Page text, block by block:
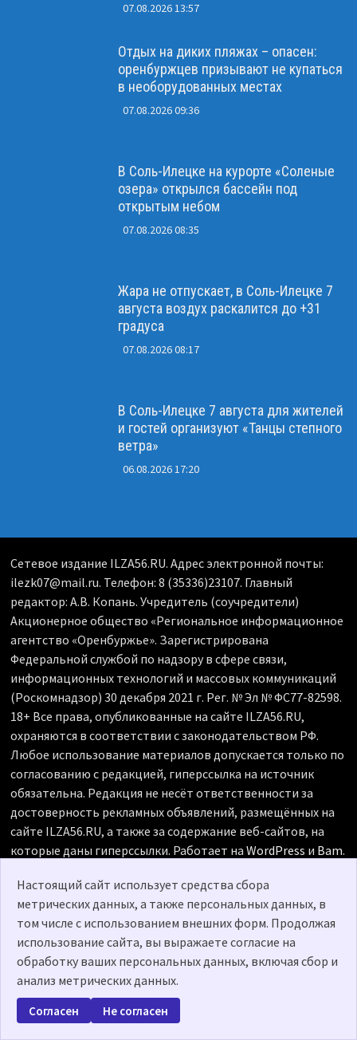
07.08.2026 13:57
Отдых на диких пляжах – опасен:
оренбуржцев призывают не купаться
в необорудованных местах
07.08.2026 09:36
В Соль-Илецке на курорте «Соленые
озера» открылся бассейн под
открытым небом
07.08.2026 08:35
Жара не отпускает, в Соль-Илецке 7
августа воздух раскалится до +31
градуса
07.08.2026 08:17
В Соль-Илецке 7 августа для жителей
и гостей организуют «Танцы степного
ветра»
06.08.2026 17:20
Сетевое издание ILZA56.RU. Адрес электронной почты:
ilezk07@mail.ru. Телефон: 8 (35336)23107. Главный
редактор: А.В. Копань. Учредитель (соучредители)
Акционерное общество «Региональное информационное
агентство «Оренбуржье». Зарегистрирована
Федеральной службой по надзору в сфере связи,
информационных технологий и массовых коммуникаций
(Роскомнадзор) 30 декабря 2021 г. Рег. № Эл № ФС77-82598.
18+ Все права, опубликованные на сайте ILZA56.RU,
охраняются в соответствии с законодательством РФ.
Любое использование материалов допускается только по
согласованию с редакцией, гиперссылка на источник
обязательна. Редакция не несёт ответственности за
достоверность рекламных объявлений, размещённых на
сайте ILZA56.RU, а также за содержание веб-сайтов, на
которые даны гиперссылки. Работает наWordPress и Bam.
Политика о персональных данных
Настоящий сайт использует средства сбора
метрических данных, а также персональных данных, в
том числе с использованием внешних форм. Продолжая
использование сайта, вы выражаете согласие на
обработку ваших персональных данных, включая сбор и
анализ метрических данных.
Согласен Не согласен